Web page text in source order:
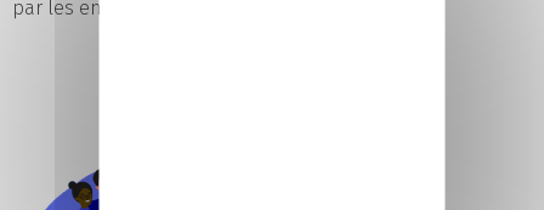
par les employeurs.